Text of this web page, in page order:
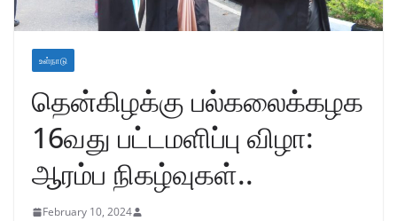
உள்நாடு
தென்கிழக்கு பல்கலைக்கழக
16வது பட்டமளிப்பு விழா:
ஆரம்ப நிகழ்வுகள்..
February 10, 2024